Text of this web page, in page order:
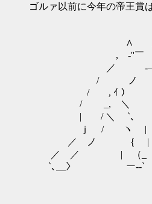
ゴルァ以前に今年の帝王賞
＿ ＿
∧ _ - ― ＝￣
, -''￣ ＿＿――
／ -― ￣￣
/ ノ
/ , ｲ ）
/ _,
| / ＼ `
ｊ / ヽ
／ ノ
／ ／ | （
`､＿〉